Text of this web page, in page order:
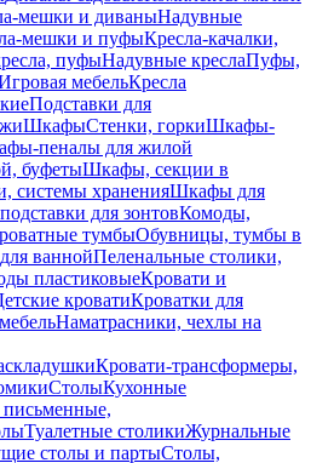
мешки и диваныНадувные
мешки и пуфыКресла-качалки,
пуфыНадувные креслаПуфы,
мебельКресла
Подставки для
ШкафыСтенки, горкиШкафы-
пеналы для жилой
буфетыШкафы, секции в
системы храненияШкафы для
для зонтовКомоды,
тумбыОбувницы, тумбы в
ваннойПеленальные столики,
пластиковыеКровати и
кроватиКроватки для
Наматрасники, чехлы на
Кровати-трансформеры,
СтолыКухонные
Туалетные столикиЖурнальные
столы и партыСтолы,